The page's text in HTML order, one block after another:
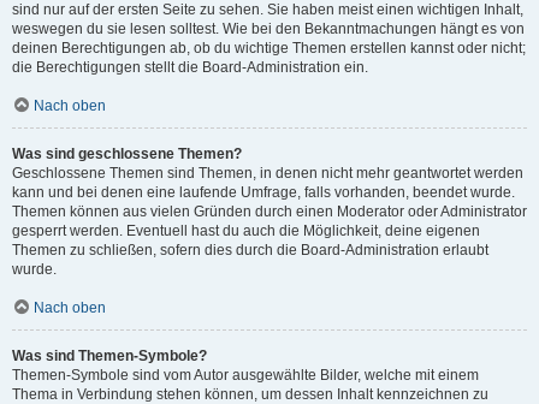
sind nur auf der ersten Seite zu sehen. Sie haben meist einen wichtigen Inhalt,
weswegen du sie lesen solltest. Wie bei den Bekanntmachungen hängt es von
deinen Berechtigungen ab, ob du wichtige Themen erstellen kannst oder nicht;
die Berechtigungen stellt die Board-Administration ein.
Nach oben
Was sind geschlossene Themen?
Geschlossene Themen sind Themen, in denen nicht mehr geantwortet werden
kann und bei denen eine laufende Umfrage, falls vorhanden, beendet wurde.
Themen können aus vielen Gründen durch einen Moderator oder Administrator
gesperrt werden. Eventuell hast du auch die Möglichkeit, deine eigenen
Themen zu schließen, sofern dies durch die Board-Administration erlaubt
wurde.
Nach oben
Was sind Themen-Symbole?
Themen-Symbole sind vom Autor ausgewählte Bilder, welche mit einem
Thema in Verbindung stehen können, um dessen Inhalt kennzeichnen zu